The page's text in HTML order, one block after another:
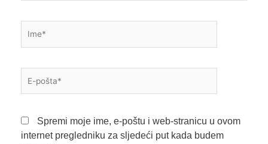
pošta*
Spremi moje ime, e-poštu i web-stranicu u ovom
internet pregledniku za sljedeći put kada budem